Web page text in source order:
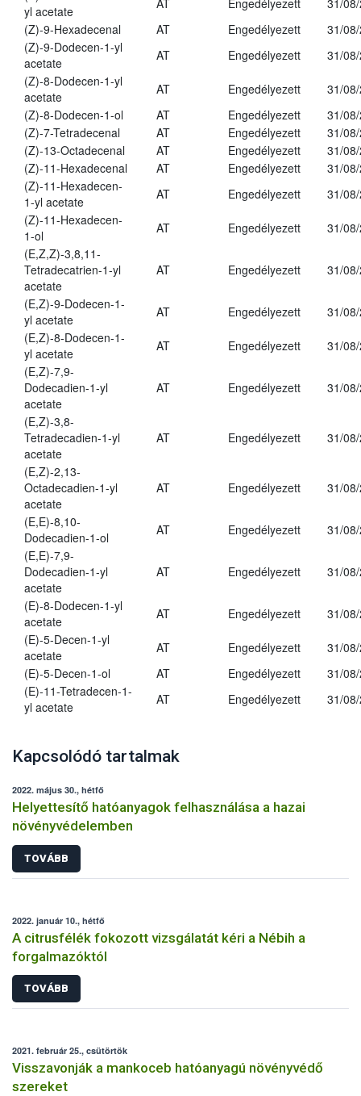
yl acetate
AT Engedélyezett
31/
(Z)-9-Hexadecenal
AT Engedélyezett
31/
(Z)-9-Dodecen-1-yl
acetate
AT Engedélyezett
31/
(Z)-8-Dodecen-1-yl
acetate
AT Engedélyezett
31/
(Z)-8-Dodecen-1-ol
AT Engedélyezett
31/
(Z)-7-Tetradecenal
AT Engedélyezett
31/
(Z)-13-Octadecenal
AT Engedélyezett
31/
(Z)-11-Hexadecenal
AT Engedélyezett
31/
(Z)-11-Hexadecen-
1-yl acetate
AT Engedélyezett
31/
(Z)-11-Hexadecen-
1-ol
AT Engedélyezett
31/
(E,Z,Z)-3,8,11-
Tetradecatrien-1-yl
acetate
AT Engedélyezett 31/
(E,Z)-9-Dodecen-1-
yl acetate
AT Engedélyezett
31/
(E,Z)-8-Dodecen-1-
yl acetate
AT Engedélyezett
31/
(E,Z)-7,9-
Dodecadien-1-yl
acetate
AT Engedélyezett 31/
(E,Z)-3,8-
Tetradecadien-1-yl
acetate
AT Engedélyezett 31/
(E,Z)-2,13-
Octadecadien-1-yl
acetate
AT Engedélyezett 31/
(E,E)-8,10-
Dodecadien-1-ol
AT Engedélyezett
31/
(E,E)-7,9-
Dodecadien-1-yl
acetate
AT Engedélyezett 31/
(E)-8-Dodecen-1-yl
acetate
AT Engedélyezett
31/
(E)-5-Decen-1-yl
acetate
AT Engedélyezett
31/
(E)-5-Decen-1-ol
AT Engedélyezett
31/
(E)-11-Tetradecen-1-
yl acetate
AT Engedélyezett 31/
Kapcsolódó tartalmak
2022. május 30., hétfő
Helyettesítő hatóanyagok felhasználása a hazai
növényvédelemben
TOVÁBB
2022. január 10., hétfő
A citrusfélék fokozott vizsgálatát kéri a Nébih a
forgalmazóktól
TOVÁBB
2021. február 25., csütörtök
Visszavonják a mankoceb hatóanyagú növényvédő
szereket